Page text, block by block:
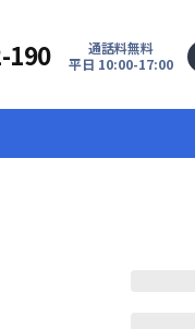
190
通話料無料
平日 10:00-17:00